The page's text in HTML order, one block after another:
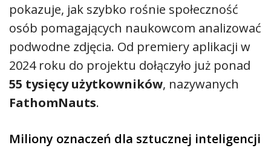
pokazuje, jak szybko rośnie społeczność
osób pomagających naukowcom analizować
podwodne zdjęcia. Od premiery aplikacji w
2024 roku do projektu dołączyło już ponad
55 tysięcy użytkowników, nazywanych
FathomNauts.
Miliony oznaczeń dla sztucznej inteligencji